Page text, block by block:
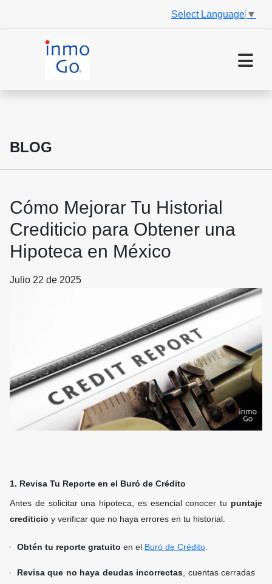
Select Language ▼
BLOG
Cómo Mejorar Tu Historial
Crediticio para Obtener una
Hipoteca en México
Julio 22 de 2025
1. Revisa Tu Reporte en el Buró de Crédito
Antes de solicitar una hipoteca, es esencial conocer tu puntaje
crediticio y verificar que no haya errores en tu historial.
Obtén tu reporte gratuito en el Buró de Crédito
Revisa que no haya deudas incorrectas , cuentas cerradas